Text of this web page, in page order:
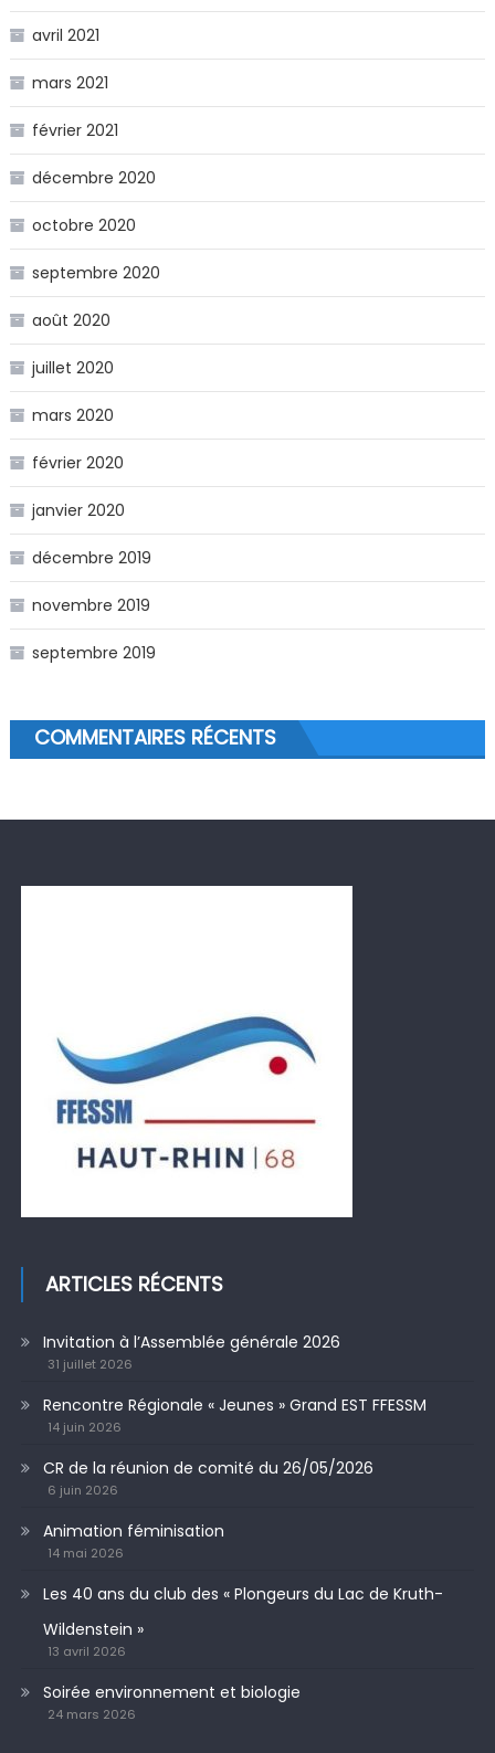
avril 2021
mars 2021
février 2021
décembre 2020
octobre 2020
septembre 2020
août 2020
juillet 2020
mars 2020
février 2020
janvier 2020
décembre 2019
novembre 2019
septembre 2019
COMMENTAIRES RÉCENTS
ARTICLES RÉCENTS
Invitation à l’Assemblée générale 2026
31 juillet 2026
Rencontre Régionale « Jeunes » Grand EST FFESSM
14 juin 2026
CR de la réunion de comité du 26/05/2026
6 juin 2026
Animation féminisation
14 mai 2026
Les 40 ans du club des « Plongeurs du Lac de Kruth-
Wildenstein »
13 avril 2026
Soirée environnement et biologie
24 mars 2026